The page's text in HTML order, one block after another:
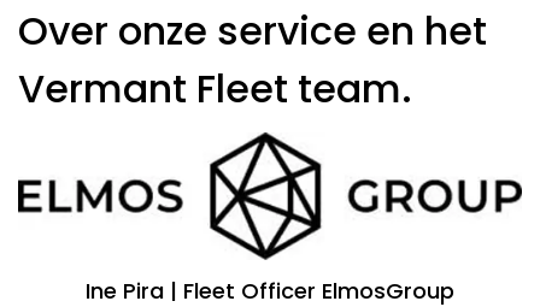
Over onze service en het
Vermant Fleet team.
Ine Pira | Fleet Officer ElmosGroup